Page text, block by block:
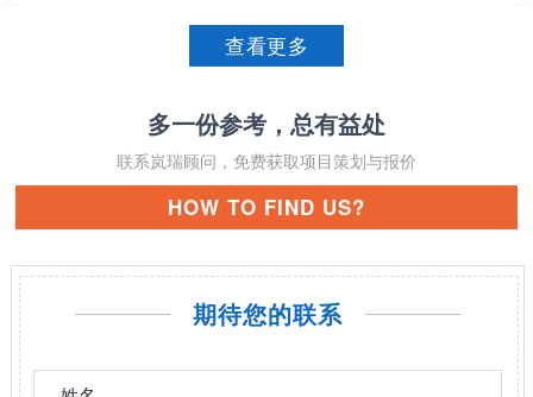
查看更多
多一份参考，总有益处
联系岚瑞顾问，免费获取项目策划与报价
HOW TO FIND US?
期待您的联系